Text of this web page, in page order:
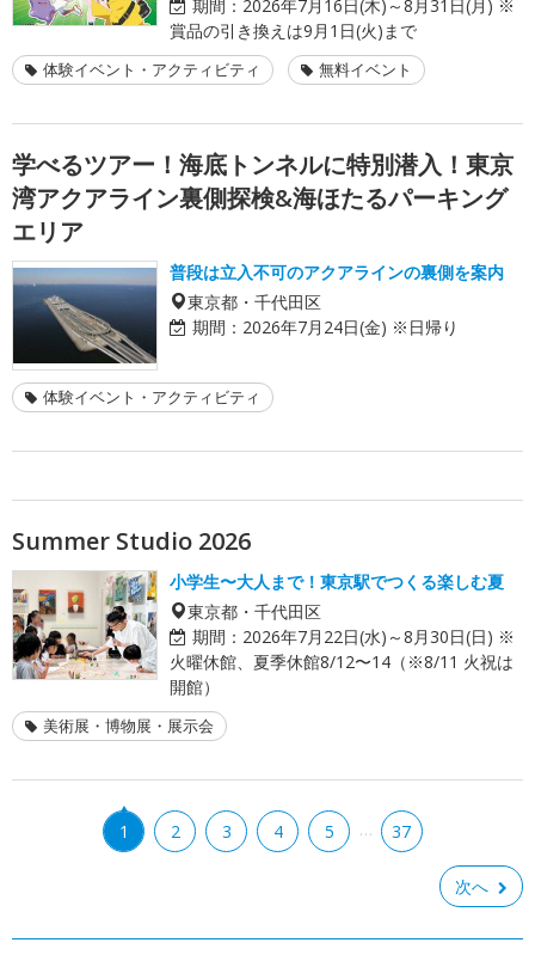
期間： 2026年7月16日(木)～8月31日(月) ※
賞品の引き換えは9月1日(火)まで
体験イベント・アクティビティ 無料イベント
学べるツアー！海底トンネルに特別潜入！東京
湾アクアライン裏側探検&海ほたるパーキング
エリア
普段は立入不可のアクアラインの裏側を案内
東京都・千代田区
期間： 2026年7月24日(金) ※日帰り
体験イベント・アクティビティ
Summer Studio 2026
小学生〜大人まで！東京駅でつくる楽しむ夏
東京都・千代田区
期間： 2026年7月22日(水)～8月30日(日) ※
火曜休館、夏季休館8/12〜14（※8/11 火祝は
開館）
美術展・博物展・展示会
1 2 3 4 5 … 37
次へ